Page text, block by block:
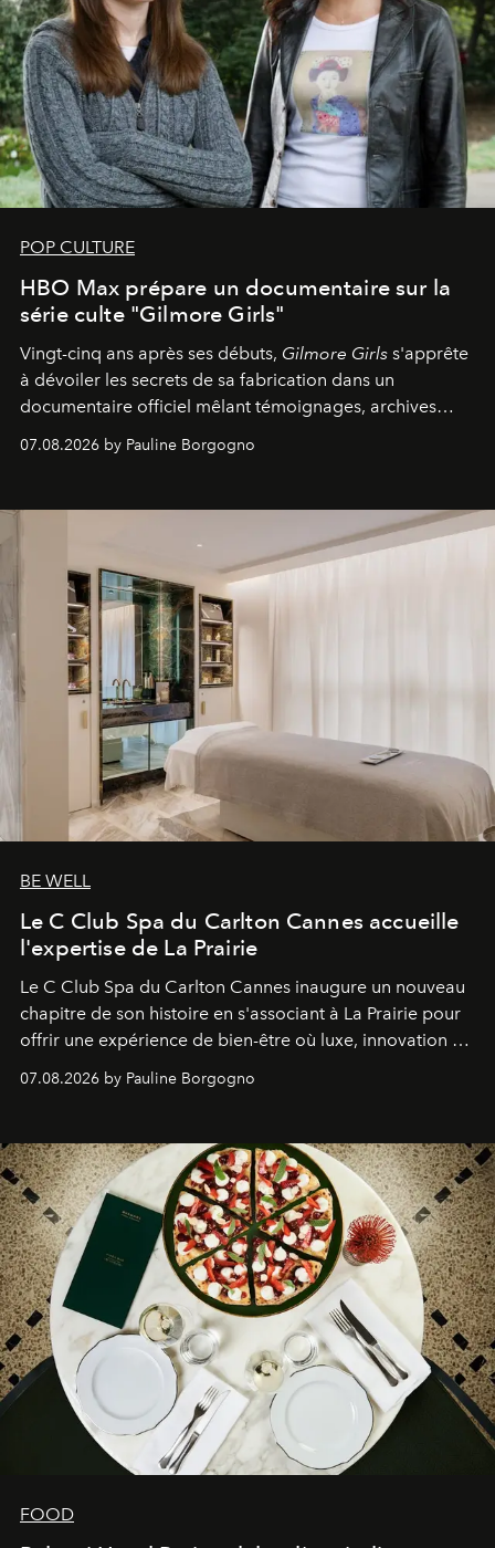
POP CULTURE
HBO Max prépare un documentaire sur la
série culte "Gilmore Girls"
Vingt-cinq ans après ses débuts, Gilmore Girls s'apprête
à dévoiler les secrets de sa fabrication dans un
documentaire officiel mêlant témoignages, archives
inédites et plongée dans les coulisses d'un phénomène
générationnel.
07.08.2026 by Pauline Borgogno
BE WELL
Le C Club Spa du Carlton Cannes accueille
l'expertise de La Prairie
Le C Club Spa du Carlton Cannes inaugure un nouveau
chapitre de son histoire en s'associant à La Prairie pour
offrir une expérience de bien-être où luxe, innovation et
expertise se rencontrent.
07.08.2026 by Pauline Borgogno
FOOD